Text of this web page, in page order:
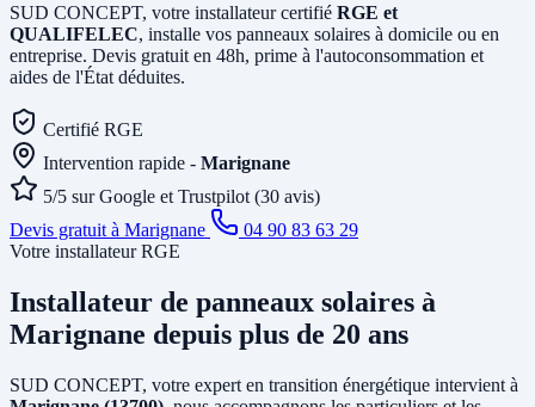
SUD CONCEPT, votre installateur certifié RGE et
QUALIFELEC, installe vos panneaux solaires à domicile ou en
entreprise. Devis gratuit en 48h, prime à l'autoconsommation et
aides de l'État déduites.
Certifié RGE
Intervention rapide - Marignane
5/5 sur Google et Trustpilot (30 avis)
Devis gratuit à Marignane
04 90 83 63 29
Votre installateur RGE
Installateur de panneaux solaires à
Marignane depuis plus de 20 ans
SUD CONCEPT, votre expert en transition énergétique intervient à